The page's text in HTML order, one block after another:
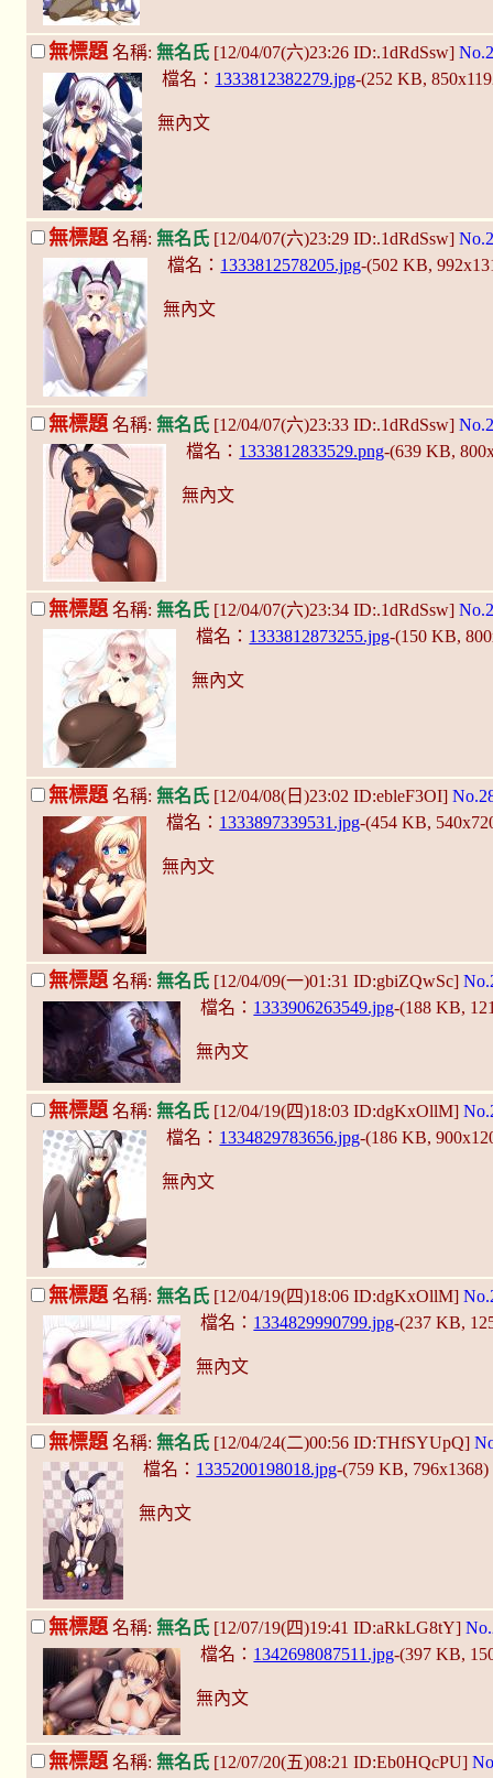
無標題名稱: 無名氏 [12/04/07(六)23:26 ID:.1dRdSsw]
檔名： 1333812382279.jpg-(252 KB,
無內文
無標題 名稱: 無名氏 [12/04/07(六)23:29 ID:.1dRdSsw]
檔名： 1333812578205.jpg-(502 KB,
無內文
無標題 名稱: 無名氏 [12/04/07(六)23:33 ID:.1dRdSsw]
檔名： 1333812833529.png-(639 KB,
無內文
無標題 名稱: 無名氏 [12/04/07(六)23:34 ID:.1dRdSsw]
檔名： 1333812873255.jpg-(150 KB,
無內文
無標題 名稱: 無名氏 [12/04/08(日)23:02 ID:ebleF3OI]
檔名： 1333897339531.jpg-(454 KB,
無內文
無標題名稱: 無名氏 [12/04/09(一)01:31 ID:gbiZQwSc]
檔名： 1333906263549.jpg-(188 KB,
無內文
無標題 名稱: 無名氏 [12/04/19(四)18:03 ID:dgKxOllM]
檔名： 1334829783656.jpg-(186 KB,
無內文
無標題 名稱: 無名氏 [12/04/19(四)18:06 ID:dgKxOllM]
檔名： 1334829990799.jpg-(237 KB,
無內文
無標題 名稱: 無名氏 [12/04/24(二)00:56 ID:THfSYUpQ]
檔名： 1335200198018.jpg-(759 KB, 796x1368)
無內文
無標題 名稱: 無名氏 [12/07/19(四)19:41 ID:aRkLG8tY]
檔名： 1342698087511.jpg-(397 KB,
無內文
無標題名稱: 無名氏 [12/07/20(五)08:21 ID:Eb0HQcPU]